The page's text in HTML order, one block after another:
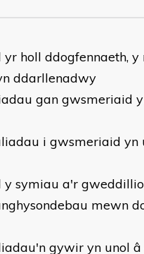
holl ddogfennaeth,
ddarllenadwy
gan gwsmeriaid
i gwsmeriaid yn
y symiau a'r
mewn
gywir yn unol